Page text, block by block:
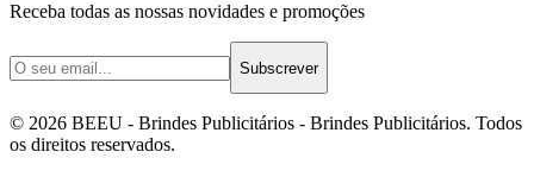
Receba todas as nossas novidades e promoções
Subscrever
© 2026 BEEU - Brindes Publicitários - Brindes Publicitários. Todos
os direitos reservados.